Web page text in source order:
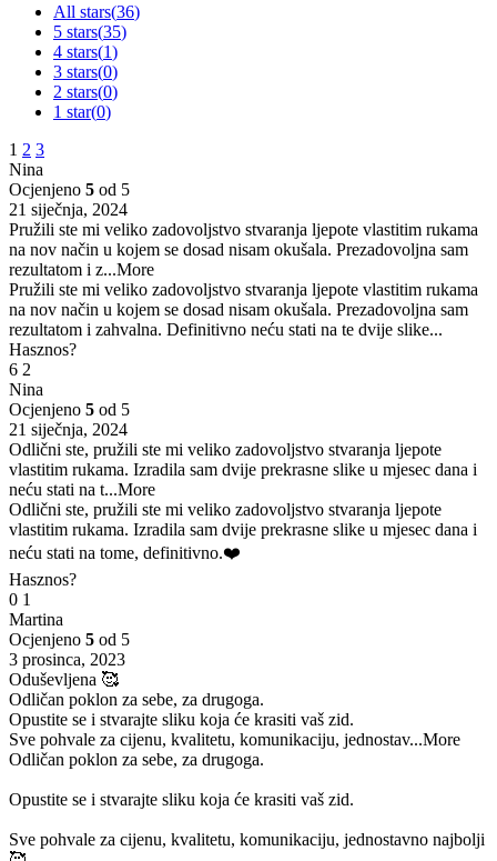
All stars(36)
5 stars(35)
4 stars(1)
3 stars(0)
2 stars(0)
1 star(0)
1 2 3
Nina
Ocjenjeno 5 od 5
21 siječnja, 2024
Pružili ste mi veliko zadovoljstvo stvaranja ljepote vlastitim rukama
na nov način u kojem se dosad nisam okušala. Prezadovoljna sam
rezultatom i z...More
Pružili ste mi veliko zadovoljstvo stvaranja ljepote vlastitim rukama
na nov način u kojem se dosad nisam okušala. Prezadovoljna sam
rezultatom i zahvalna. Definitivno neću stati na te dvije slike...
Hasznos?
6 2
Nina
Ocjenjeno 5 od 5
21 siječnja, 2024
Odlični ste, pružili ste mi veliko zadovoljstvo stvaranja ljepote
vlastitim rukama. Izradila sam dvije prekrasne slike u mjesec dana i
neću stati na t...More
Odlični ste, pružili ste mi veliko zadovoljstvo stvaranja ljepote
vlastitim rukama. Izradila sam dvije prekrasne slike u mjesec dana i
neću stati na tome, definitivno.❤️
Hasznos?
0 1
Martina
Ocjenjeno 5 od 5
3 prosinca, 2023
Oduševljena 🥰
Odličan poklon za sebe, za drugoga.
Opustite se i stvarajte sliku koja će krasiti vaš zid.
Sve pohvale za cijenu, kvalitetu, komunikaciju, jednostav...More
Odličan poklon za sebe, za drugoga.
Opustite se i stvarajte sliku koja će krasiti vaš zid.
Sve pohvale za cijenu, kvalitetu, komunikaciju, jednostavno najbolji